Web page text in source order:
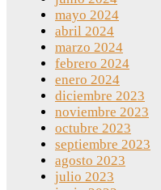
mayo 2024
abril 2024
marzo 2024
febrero 2024
enero 2024
diciembre 2023
noviembre 2023
octubre 2023
septiembre 2023
agosto 2023
julio 2023